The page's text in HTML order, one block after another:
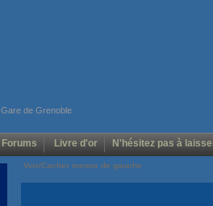
Gare de Grenoble
Forums Livre d'or N'hésitez pas à
Voir/Cacher menus de gauche